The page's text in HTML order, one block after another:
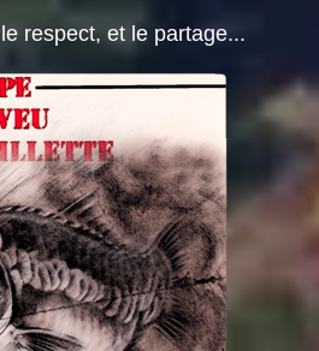
respect, et le partage...